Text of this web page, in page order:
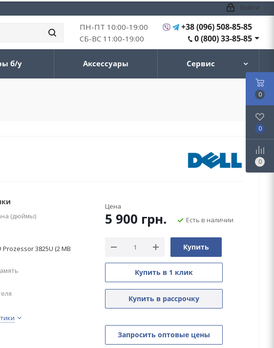
Войти
ПН-ПТ 10:00-19:00
СБ-ВС 11:00-19:00
+38 (096) 508-85-85
0 (800) 33-85-85
б/у Аксессуары Сервис
(дюймы)
3825U (2 MB
Цена
5 900 грн. Есть в наличии
Купить
Купить в 1 клик
Купить в рассрочку
Запросить оптовые цены
0
0
0